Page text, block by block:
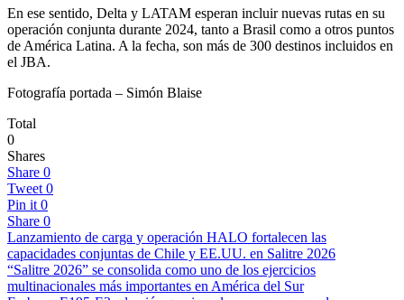
En ese sentido, Delta y LATAM esperan incluir nuevas rutas en su
operación conjunta durante 2024, tanto a Brasil como a otros puntos
de América Latina. A la fecha, son más de 300 destinos incluidos en
el JBA.
Fotografía portada – Simón Blaise
Total
0
Shares
Share 0
Tweet 0
Pin it 0
Share 0
Lanzamiento de carga y operación HALO fortalecen las
capacidades conjuntas de Chile y EE.UU. en Salitre 2026
“Salitre 2026” se consolida como uno de los ejercicios
multinacionales más importantes en América del Sur